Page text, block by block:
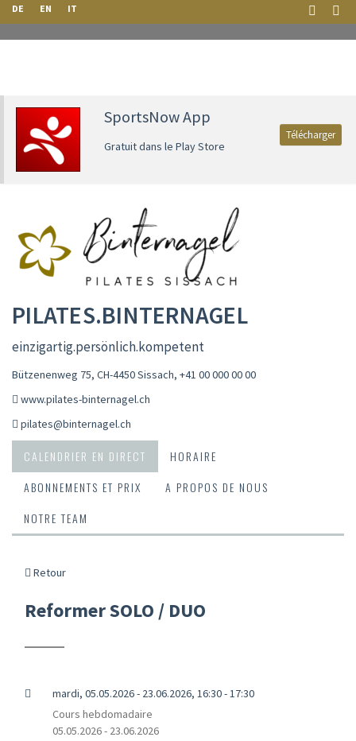
DE EN IT
SportsNow App
Gratuit dans le Play Store
Télécharger
PILATES.BINTERNAGEL
einzigartig.persönlich.kompetent
Bützenenweg 75, CH-4450 Sissach, +41 00 000 00 00
www.pilates-binternagel.ch
pilates@binternagel.ch
CALENDRIER EN DIRECT
HORAIRE
ABONNEMENTS ET PRIX
A PROPOS DE NOUS
NOTRE TEAM
Retour
Reformer SOLO / DUO
mardi, 05.05.2026 - 23.06.2026, 16:30 - 17:30
Cours hebdomadaire
05.05.2026 - 23.06.2026